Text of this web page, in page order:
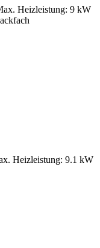
Heizleistung: 9 kW
Heizleistung: 9.1 kW